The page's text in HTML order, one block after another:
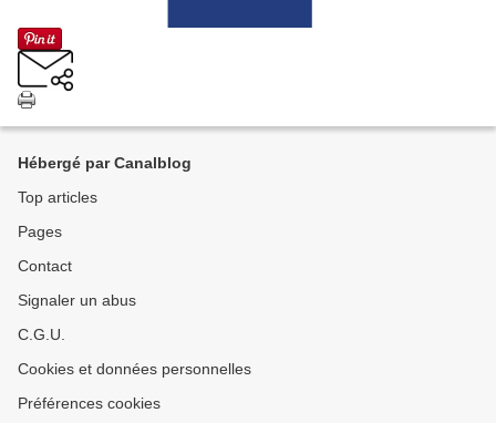
Hébergé par Canalblog
Top articles
Pages
Contact
Signaler un abus
C.G.U.
Cookies et données personnelles
Préférences cookies